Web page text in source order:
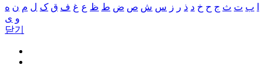
ب ت ث ج ح خ د ذ ر ز س ش ص ض ط ظ ع غ ف ق ک ل م ن ه
و ی
닫기